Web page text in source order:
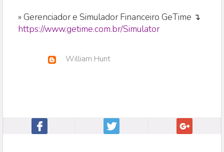
» Gerenciador e Simulador Financeiro GeTime ↴
https://www.getime.com.br/Simulator
William Hunt